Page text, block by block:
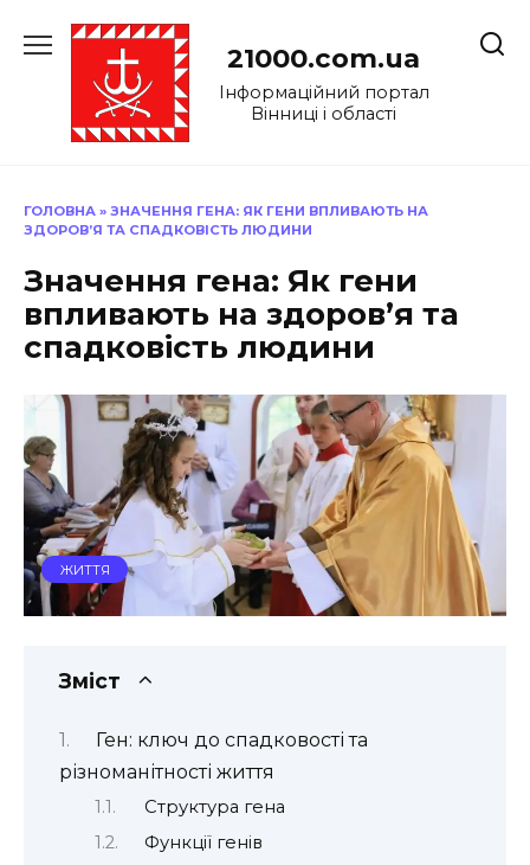
до
21000.com.ua
Інформаційний портал
Вінниці і області
ГОЛОВНА » ЗНАЧЕННЯ ГЕНА: ЯК ГЕНИ ВПЛИВАЮТЬ НА
ЗДОРОВ’Я ТА СПАДКОВІСТЬ ЛЮДИНИ
Значення гена: Як гени
впливають на здоров’я та
спадковість людини
ЖИТТЯ
Зміст
Ген: ключ до спадковості та
різноманітності життя
Структура гена
Функції генів